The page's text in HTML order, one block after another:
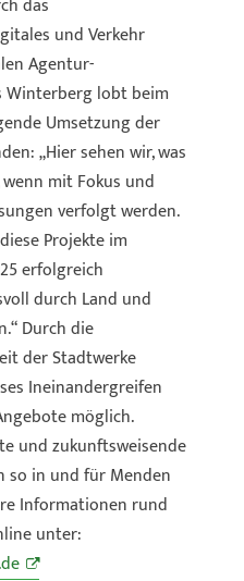
das
und Verkehr
Agentur-
Winterberg lobt beim
Umsetzung der
„Hier sehen wir, was
mit Fokus und
verfolgt werden.
Projekte im
erfolgreich
durch Land und
Durch die
der Stadtwerke
Ineinandergreifen
möglich.
und zukunftsweisende
in und für Menden
Informationen rund
unter: